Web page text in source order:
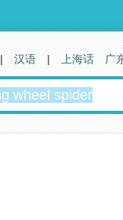
| 汉语 | 上海话 广